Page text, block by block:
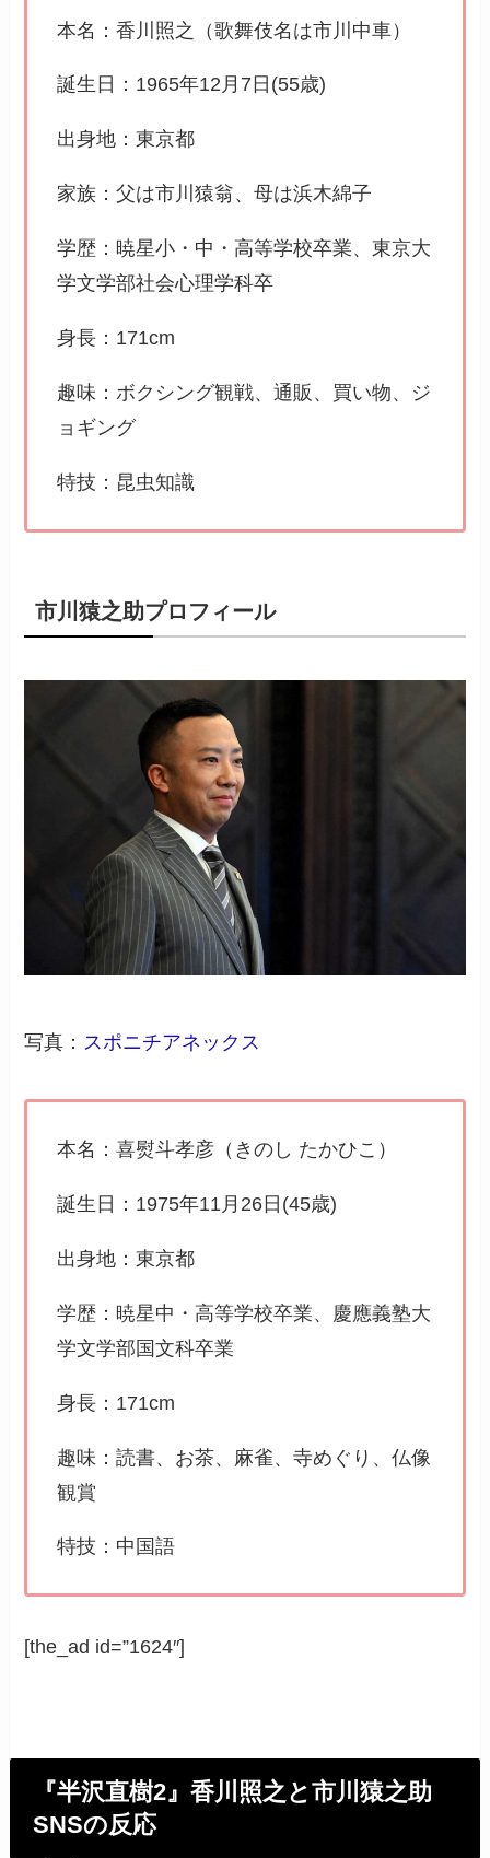
本名：香川照之（歌舞伎名は市川中車）
誕生日：1965年12月7日(55歳)
出身地：東京都
家族：父は市川猿翁、母は浜木綿子
学歴：暁星小・中・高等学校卒業、東京大
学文学部社会心理学科卒
身長：171cm
趣味：ボクシング観戦、通販、買い物、ジ
ョギング
特技：昆虫知識
市川猿之助プロフィール
写真： スポニチアネックス
本名：喜熨斗孝彦（きのし たかひこ）
誕生日：1975年11月26日(45歳)
出身地：東京都
学歴：暁星中・高等学校卒業、慶應義塾大
学文学部国文科卒業
身長：171cm
趣味：読書、お茶、麻雀、寺めぐり、仏像
観賞
特技：中国語
[the_ad id=”1624″]
『半沢直樹2』香川照之と市川猿之助
SNSの反応